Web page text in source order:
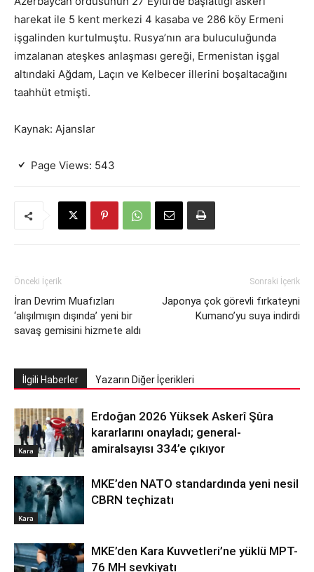
harekat ile 5 kent merkezi 4 kasaba ve 286 köy Ermeni
işgalinden kurtulmuştu. Rusya’nın ara buluculuğunda
imzalanan ateşkes anlaşması gereği, Ermenistan işgal
altındaki Ağdam, Laçın ve Kelbecer illerini boşaltacağını
taahhüt etmişti.
Kaynak: Ajanslar
Page Views: 543
Önceki İçerik
İran Devrim Muafızları
‘alışılmışın dışında’ yeni bir
savaş gemisini hizmete aldı
Sonraki İçerik
Japonya çok görevli fırkateyni
Kumano’yu suya indirdi
İlgili Haberler Yazarın Diğer İçerikleri
Kara
Erdoğan 2026 Yüksek Askerî Şûra
kararlarını onayladı; general-
amiralsayısı 334’e çıkıyor
Kara
MKE’den NATO standardında yeni nesil
CBRN teçhizatı
MKE’den Kara Kuvvetleri’ne yüklü MPT-
76 MH sevkiyatı